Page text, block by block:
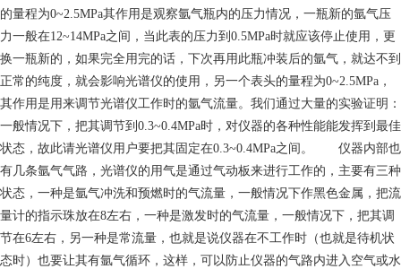
的量程为0~2.5MPa其作用是观察氩气瓶内的压力情况，一瓶新的氩气压
力一般在12~14MPa之间，当此表的压力到0.5MPa时就应该停止使用，更
换一瓶新的，如果完全用完的话，下次再用此瓶冲装后的氩气，就达不到
正常的纯度，就会影响光谱仪的使用，另一个表头的量程为0~2.5MPa，
其作用是用来调节光谱仪工作时的氩气流量。我们通过大量的实验证明：
一般情况下，把其调节到0.3~0.4MPa时，对仪器的各种性能能发挥到最佳
状态，故此请光谱仪用户要把其固定在0.3~0.4MPa之间。 仪器内部也
有几条氩气气路，光谱仪的用气是通过气动板来进行工作的，主要有三种
状态，一种是氩气冲洗和预燃时的气流量，一般情况下作黑色金属，把流
量计的指示珠放在8左右，一种是激发时的气流量，一般情况下，把其调
节在6左右，另一种是常流量，也就是说仪器在不工作时（也就是待机状
态时）也要让其有氩气循环，这样，可以防止仪器的气路内进入空气或水